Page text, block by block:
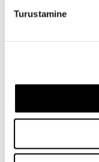
Turustamine
Telefon 517 1040
Paldiski mnt 102, Tallinn